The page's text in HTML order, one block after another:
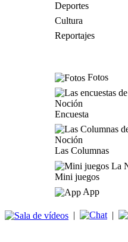
Deportes
Cultura
Reportajes
Fotos
Encuesta
Las Columnas
Mini juegos
App
| |